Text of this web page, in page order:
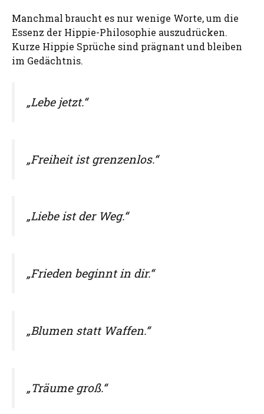
Manchmal braucht es nur wenige Worte, um die
Essenz der Hippie-Philosophie auszudrücken.
Kurze Hippie Sprüche sind prägnant und bleiben
im Gedächtnis.
„Lebe jetzt.“
„Freiheit ist grenzenlos.“
„Liebe ist der Weg.“
„Frieden beginnt in dir.“
„Blumen statt Waffen.“
„Träume groß.“